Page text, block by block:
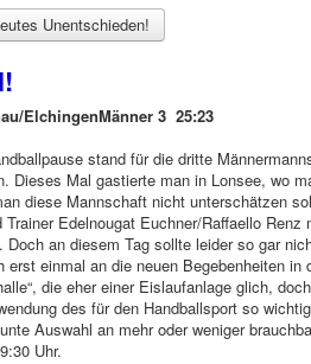
Unentschieden!
ElchingenMänner 3 25:23
stand für die dritte
Dieses Mal gastierte man in Lonsee, wo
diese Mannschaft nicht unterschätzen
Edelnougat Euchner/Raffaello
an diesem Tag sollte leider so gar
einmal an die neuen Begebenheiten
die eher einer Eislaufanlage glich,
des für den Handballsport so
Auswahl an mehr oder weniger
Uhr.